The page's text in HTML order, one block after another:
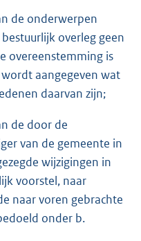
de onderwerpen
overleg geen
overeenstemming is
aangegeven wat
daarvan zijn;
de door de
van de gemeente in
wijzigingen in
voorstel, naar
naar voren gebrachte
onder b.